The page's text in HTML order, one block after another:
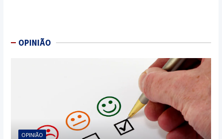
OPINIÃO
OPINIÃO